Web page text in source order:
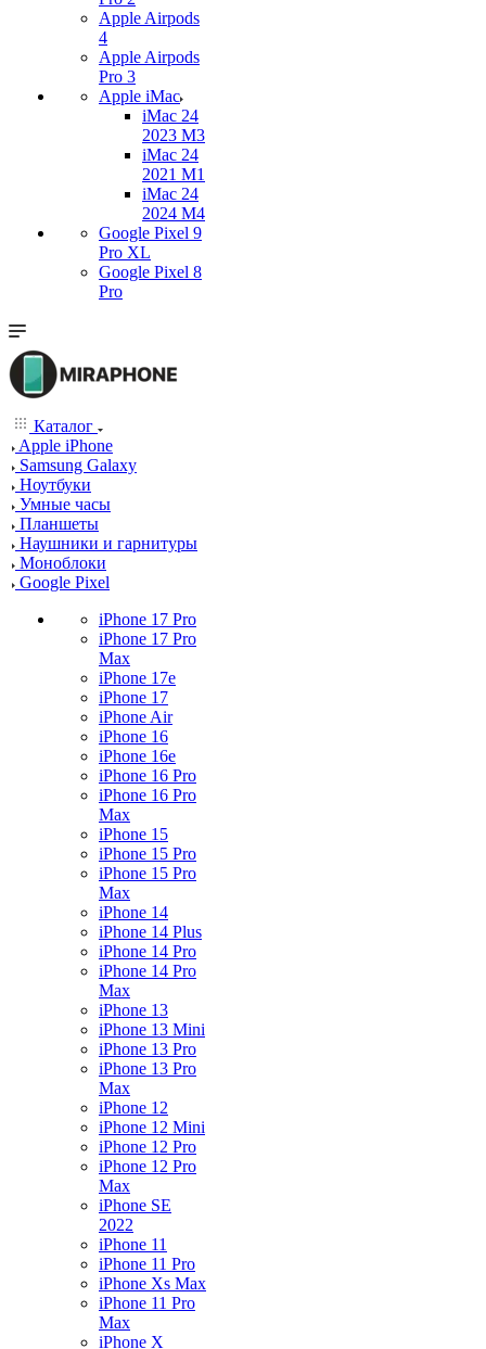
Apple Airpods
4
Apple Airpods
Pro 3
Apple iMac
iMac 24
2023 M3
iMac 24
2021 M1
iMac 24
2024 M4
Google Pixel 9
Pro XL
Google Pixel 8
Pro
Каталог
Apple iPhone
Samsung Galaxy
Ноутбуки
Умные часы
Планшеты
Наушники и гарнитуры
Моноблоки
Google Pixel
iPhone 17 Pro
iPhone 17 Pro
Max
iPhone 17e
iPhone 17
iPhone Air
iPhone 16
iPhone 16e
iPhone 16 Pro
iPhone 16 Pro
Max
iPhone 15
iPhone 15 Pro
iPhone 15 Pro
Max
iPhone 14
iPhone 14 Plus
iPhone 14 Pro
iPhone 14 Pro
Max
iPhone 13
iPhone 13 Mini
iPhone 13 Pro
iPhone 13 Pro
Max
iPhone 12
iPhone 12 Mini
iPhone 12 Pro
iPhone 12 Pro
Max
iPhone SE
2022
iPhone 11
iPhone 11 Pro
iPhone Xs Max
iPhone 11 Pro
Max
iPhone X